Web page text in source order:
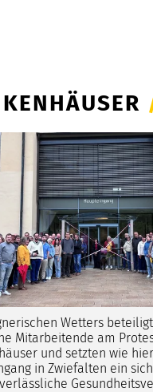
Wetters
Mitarbeitende am
und setzten wie
in Zwiefalten ein